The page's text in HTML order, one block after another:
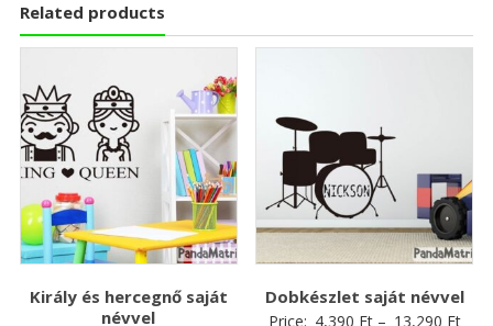
Related products
Király és hercegnő saját
névvel
Dobkészlet saját névvel
Price: 4,390 Ft– 13,290 Ft